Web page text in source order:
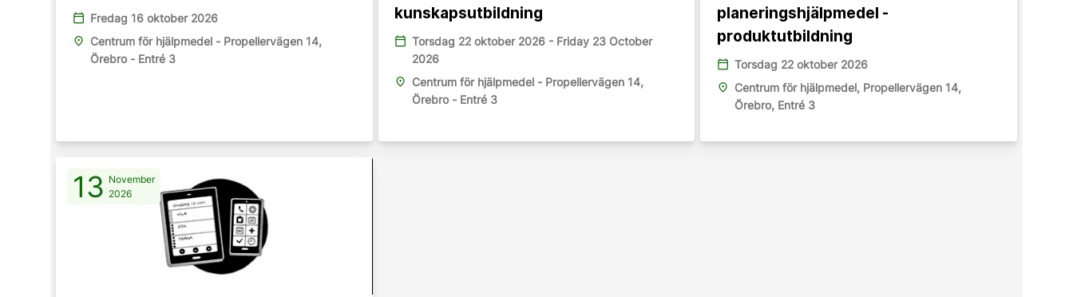
calendar_today Fredag 16 oktober 2026
place
Centrum för hjälpmedel - Propellervägen 14,
Örebro - Entré 3
kunskapsutbildning
calendar_today Torsdag 22 oktober 2026 - Friday 23 October
2026
place
Centrum för hjälpmedel - Propellervägen 14,
Örebro - Entré 3
planeringshjälpmedel -
produktutbildning
calendar_today Torsdag 22 oktober 2026
place
Centrum för hjälpmedel, Propellervägen 14,
Örebro, Entré 3
13 November
2026